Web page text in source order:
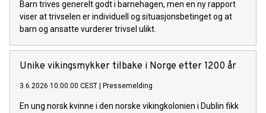
Barn trives generelt godt i barnehagen, men en ny rapport
viser at trivselen er individuell og situasjonsbetinget og at
barn og ansatte vurderer trivsel ulikt.
Unike vikingsmykker tilbake i Norge etter 1200 år
3.6.2026 10:00:00 CEST Pressemelding
En ung norsk kvinne i den norske vikingkolonien i Dublin fikk